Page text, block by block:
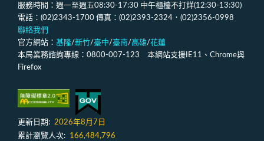
服務時間：週一至週五08:30-17:30 中午櫃檯不打烊(12:30-13:30)
電話：(02)2343-1700 傳真：(02)2393-2324．(02)2356-0998
聯絡我們
官方網站： 基隆/新竹/臺中/臺南/高雄/花蓮
本局業務諮詢專線：0800-007-123 本網站支援IE11、Chrome與
Firefox
更新日期: 2026年8月7日
累計瀏覽人次:
166,484,796